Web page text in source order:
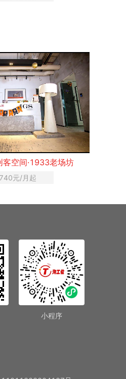
场坊 IGS鼎创汇创客空
小程序